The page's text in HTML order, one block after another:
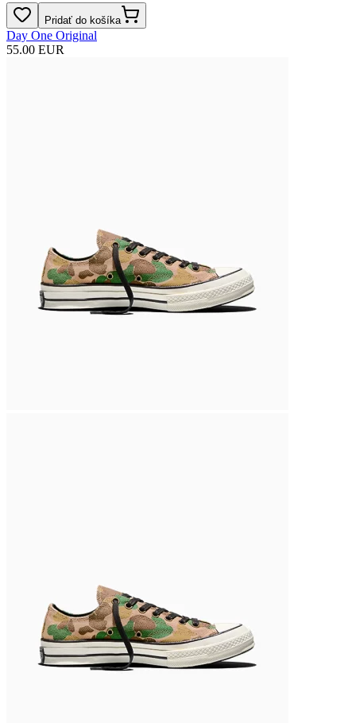
Pridať do košíka
Day One Original
55.00 EUR